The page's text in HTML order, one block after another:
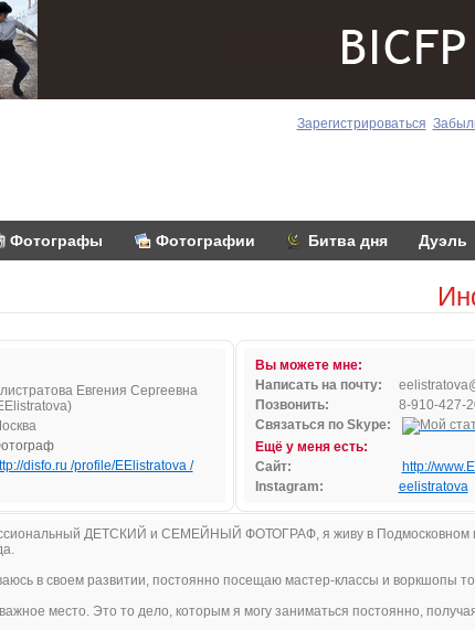
Зарегистрироваться
Фотографы Фотографии Битва дня Дуэль
Евгения Сергеевна
disfo.ru /profile/EElistratova /
Вы можете мне:
Написать на почту:
eelistrato
Позвонить:
8-910-427-
Связаться по Skype:
Ещё у меня есть:
Сайт:
http://
Instagram:
eelistratova
ДЕТСКИЙ и СЕМЕЙНЫЙ ФОТОГРАФ, я живу в Подмосковном
в своем развитии, постоянно посещаю мастер-классы и воркшопы
место. Это то дело, которым я могу заниматься постоянно,